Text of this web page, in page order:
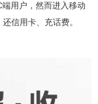
用户，然而进入移动
信用卡、充话费。